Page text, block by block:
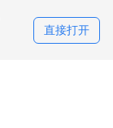
找工作上江油
江油人都下载
直接打开